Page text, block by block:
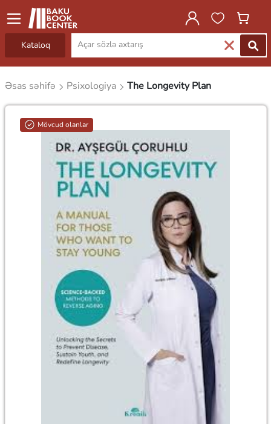
Kataloq
Əsas səhifə Psixologiya The Longevity Plan
Mövcud olanlar